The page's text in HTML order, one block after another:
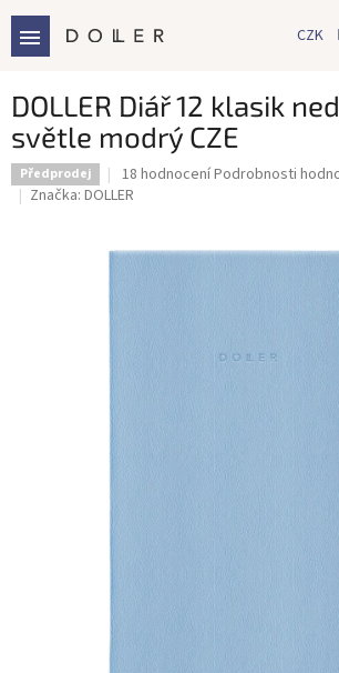
obsah
CZK
DOLLER Diář 12 klasik
světle modrý CZE
Předprodej
Průměrné
hodnocení
5,0
hvězdiček.
18 hodnoceníPodrobnosti
Značka: DOLLER